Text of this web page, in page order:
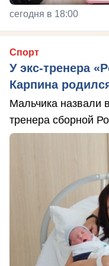
сегодня в 18:00
Спорт
У экс-тренера
Карпина
Мальчика назвали
тренера сборной